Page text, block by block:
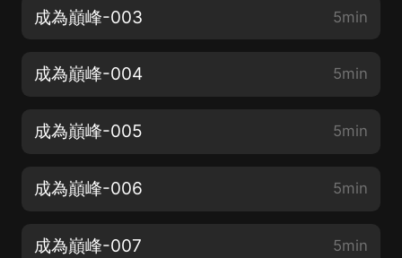
成為巔峰-003 5min
成為巔峰-004 5min
成為巔峰-005 5min
成為巔峰-006 5min
成為巔峰-007 5min